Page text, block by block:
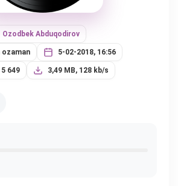
Ozodbek Abduqodirov
ozaman 5-02-2018, 16:56
649 3,49 MB, 128 kb/s